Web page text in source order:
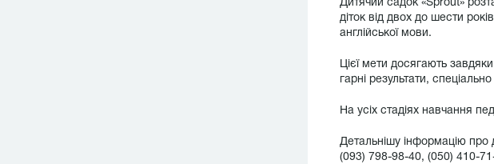
Дитячий садок «Sprout»
діток від двох до шести
англійської мови.
Цієї мети досягають
гарні результати,
На усіх стадіях навчання
Детальнішу інформацію
(093) 798-98-40, (050) 410-